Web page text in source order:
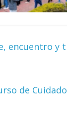
encuentro y
de